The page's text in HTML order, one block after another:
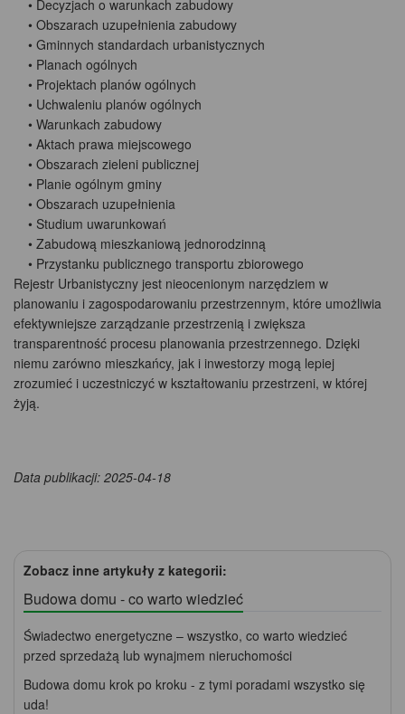
• Decyzjach o warunkach zabudowy
• Obszarach uzupełnienia zabudowy
• Gminnych standardach urbanistycznych
• Planach ogólnych
• Projektach planów ogólnych
• Uchwaleniu planów ogólnych
• Warunkach zabudowy
• Aktach prawa miejscowego
• Obszarach zieleni publicznej
• Planie ogólnym gminy
• Obszarach uzupełnienia
• Studium uwarunkowań
• Zabudową mieszkaniową jednorodzinną
• Przystanku publicznego transportu zbiorowego
Rejestr Urbanistyczny jest nieocenionym narzędziem w
planowaniu i zagospodarowaniu przestrzennym, które umożliwia
efektywniejsze zarządzanie przestrzenią i zwiększa
transparentność procesu planowania przestrzennego. Dzięki
niemu zarówno mieszkańcy, jak i inwestorzy mogą lepiej
zrozumieć i uczestniczyć w kształtowaniu przestrzeni, w której
żyją.
Data publikacji: 2025-04-18
Zobacz inne artykuły z kategorii:
Budowa domu - co warto wiedzieć
Świadectwo energetyczne – wszystko, co warto wiedzieć
przed sprzedażą lub wynajmem nieruchomości
Budowa domu krok po kroku - z tymi poradami wszystko się
uda!